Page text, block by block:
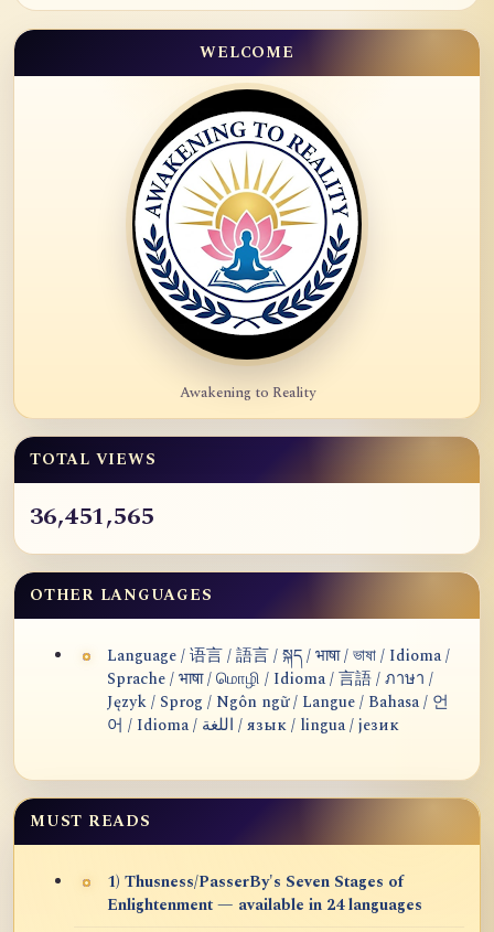
WELCOME
Awakening to Reality
TOTAL VIEWS
36,451,565
OTHER LANGUAGES
Language / 语言 / 語言 / སྐད / भाषा / ভাষা / Idioma /
Sprache / भाषा / மொழி / Idioma / 言語 / ภาษา /
Język / Sprog / Ngôn ngữ / Langue / Bahasa / 언
어 / Idioma / اللغة / язык / lingua / језик
MUST READS
1) Thusness/PasserBy's Seven Stages of
Enlightenment — available in 24 languages